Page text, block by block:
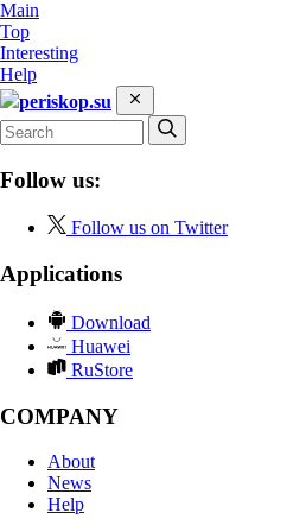
Main
Top
Interesting
Help
periskop.su
Follow us:
Follow us on Twitter
Applications
Download
Huawei
RuStore
COMPANY
About
News
Help